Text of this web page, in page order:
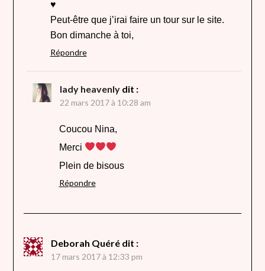
♥
Peut-être que j’irai faire un tour sur le site.
Bon dimanche à toi,
Répondre
lady heavenly dit :
22 mars 2017 à 10:28 am
Coucou Nina,
Merci
Plein de bisous
Répondre
Deborah Quéré dit :
17 mars 2017 à 12:33 pm